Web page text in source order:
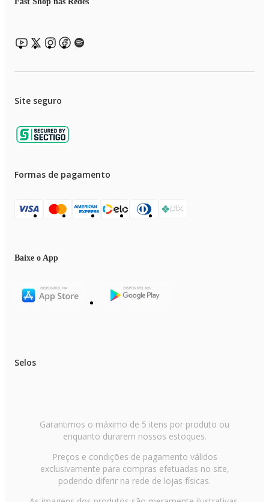
• Acabamento da face frontal em aço inox
• Porta cordão
Site seguro
Formas de pagamento
Baixe o App
Selos
Garantimos o máximo de 5 itens por produto ou
enquanto durarem nossos estoques.
Preços e condições de pagamento válidos
exclusivamente para compras efetuadas no site,
podendo diferir na rede de lojas físicas.